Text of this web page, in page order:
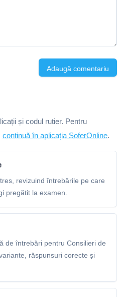
Adaugă comentariu
și codul rutier. Pentru
continuă în aplicația SoferOnline.
revizuind întrebările pe care
pregătit la examen.
de întrebări pentru Consilieri de
răspunsuri corecte și